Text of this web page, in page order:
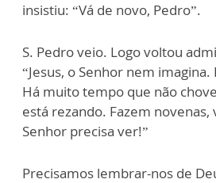
insistiu: “Vá de novo, Pedro”.
S. Pedro veio. Logo voltou
“Jesus, o Senhor nem imagina.
Há muito tempo que não
está rezando. Fazem novenas,
Senhor precisa ver!”
Precisamos lembrar-nos de